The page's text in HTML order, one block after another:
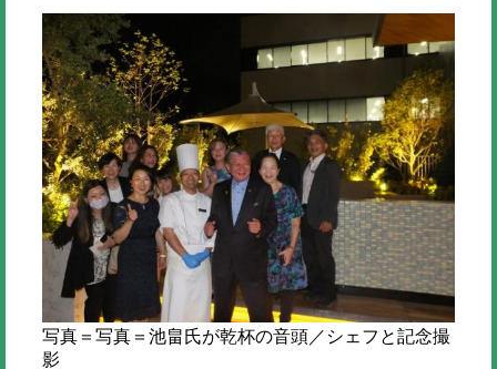
写真＝写真＝池畠氏が乾杯の音頭／シェフと記念撮
影